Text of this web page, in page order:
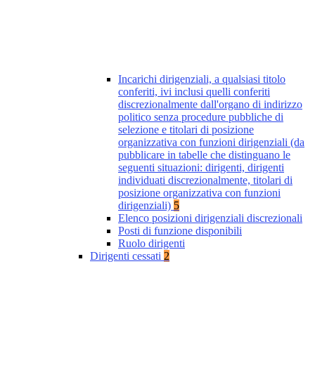
Incarichi dirigenziali, a qualsiasi titolo
conferiti, ivi inclusi quelli conferiti
discrezionalmente dall'organo di indirizzo
politico senza procedure pubbliche di
selezione e titolari di posizione
organizzativa con funzioni dirigenziali (da
pubblicare in tabelle che distinguano le
seguenti situazioni: dirigenti, dirigenti
individuati discrezionalmente, titolari di
posizione organizzativa con funzioni
dirigenziali) 5
Elenco posizioni dirigenziali discrezionali
Posti di funzione disponibili
Ruolo dirigenti
Dirigenti cessati 2